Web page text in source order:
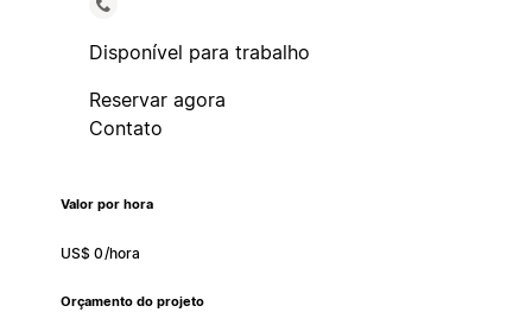
Disponível para trabalho
Reservar agora
Contato
Valor por hora
US$ 0/hora
Orçamento do projeto